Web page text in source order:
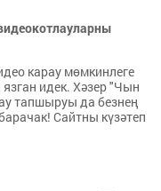
карау мөмкинлеге
идек. Хәзер "Чын
тапшыруы да безнең
Сайтны күзәтеп